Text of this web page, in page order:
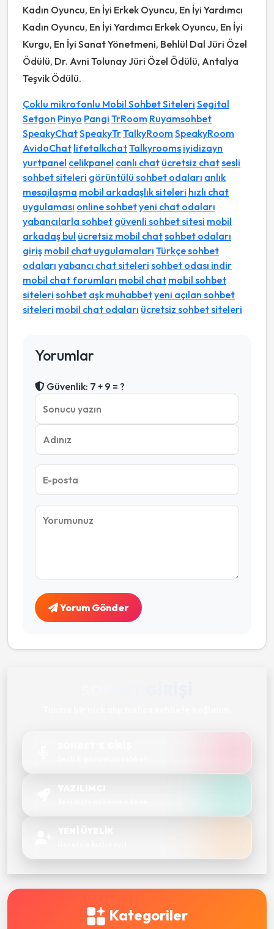
Kadın Oyuncu, En İyi Erkek Oyuncu, En İyi Yardımcı
Kadın Oyuncu, En İyi Yardımcı Erkek Oyuncu, En İyi
Kurgu, En İyi Sanat Yönetmeni, Behlül Dal Jüri Özel
Ödülü, Dr. Avni Tolunay Jüri Özel Ödülü, Antalya
Teşvik Ödülü.
Çoklu mikrofonlu Mobil Sohbet Siteleri Segital
Setgon Pinyo Pangi TrRoom Ruyamsohbet
SpeakyChatSpeakyTrTalkyRoom SpeakyRoom
AvidoChat lifetalkchatTalkyrooms iyidizayn
yurtpanel celikpanel canlı chat ücretsiz chatsesli
sohbet siteleri görüntülü sohbet odaları anlık
mesajlaşma mobil arkadaşlık siteleri hızlı chat
uygulaması online sohbetyeni chat odaları
yabancılarla sohbet güvenli sohbet sitesi mobil
arkadaş bul ücretsiz mobil chatsohbet odaları
giriş mobil chat uygulamaları Türkçe sohbet
odaları yabancı chat siteleri sohbet odası indir
mobil chat forumları mobil chat mobil sohbet
siteleri sohbet aşk muhabbetyeni açılan sohbet
siteleri mobil chat odaları ücretsiz sohbet siteleri
Yorumlar
Güvenlik: 7 + 9 = ?
Yorum Gönder
Kategoriler